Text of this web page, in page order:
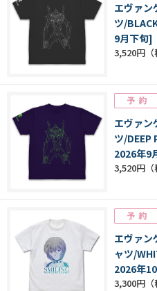
エヴァン
ツ/
9月下旬]
3,520円
エヴァン
ツ/DEEP
2026年9
3,520円
エヴァン
ャツ/
2026年
3,300円